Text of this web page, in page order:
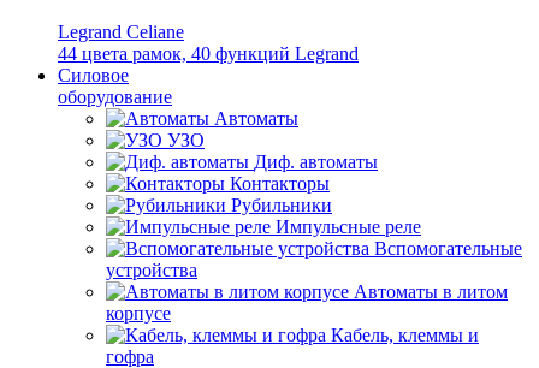
Legrand Celiane
44 цвета рамок, 40 функций Legrand
Силовое
оборудование
Автоматы
УЗО
Диф. автоматы
Контакторы
Рубильники
Импульсные реле
Вспомогательные
устройства
Автоматы в литом
корпусе
Кабель, клеммы и
гофра